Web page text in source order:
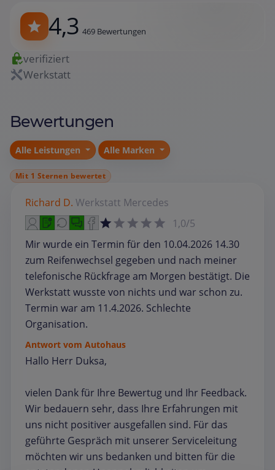
4,3 469 Bewertungen
verifiziert
Werkstatt
Bewertungen
Alle Leistungen Alle Marken
Mit 1 Sternen bewertet
Richard D. Werkstatt Mercedes
1,0/5
Mir wurde ein Termin für den 10.04.2026 14.30
zum Reifenwechsel gegeben und nach meiner
telefonische Rückfrage am Morgen bestätigt. Die
Werkstatt wusste von nichts und war schon zu.
Termin war am 11.4.2026. Schlechte
Organisation.
Antwort vom Autohaus
Hallo Herr Duksa,
vielen Dank für Ihre Bewertug und Ihr Feedback.
Wir bedauern sehr, dass Ihre Erfahrungen mit
uns nicht positiver ausgefallen sind. Für das
geführte Gespräch mit unserer Serviceleitung
möchten wir uns bedanken und bitten für die